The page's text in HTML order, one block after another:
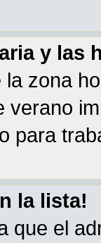
y
zona
verano
para
la lista!
que el